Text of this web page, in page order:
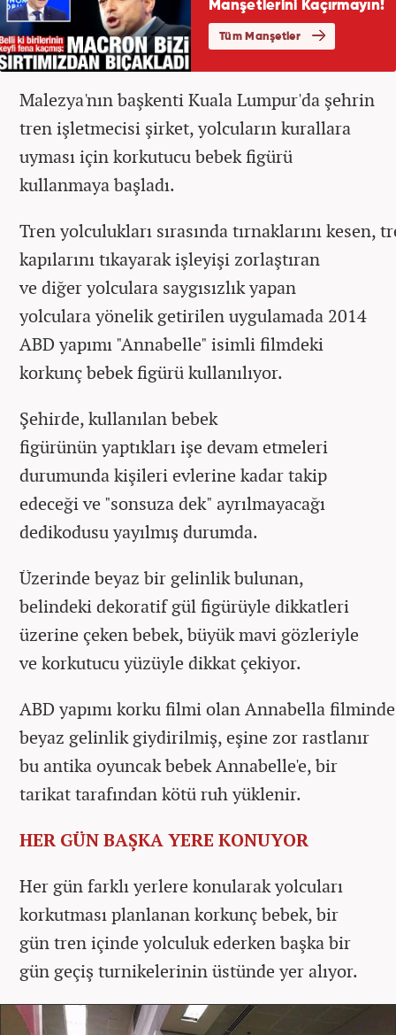
Malezya'nın başkenti Kuala Lumpur'da şehrin
tren işletmecisi şirket, yolcuların kurallara
uyması için korkutucu bebek figürü
kullanmaya başladı.
Tren yolculukları sırasında tırnaklarını kesen,
kapılarını tıkayarak işleyişi zorlaştıran
ve diğer yolculara saygısızlık yapan
yolculara yönelik getirilen uygulamada 2014
ABD yapımı "Annabelle" isimli filmdeki
korkunç bebek figürü kullanılıyor.
Şehirde, kullanılan bebek
figürünün yaptıkları işe devam etmeleri
durumunda kişileri evlerine kadar takip
edeceği ve "sonsuza dek" ayrılmayacağı
dedikodusu yayılmış durumda.
Üzerinde beyaz bir gelinlik bulunan,
belindeki dekoratif gül figürüyle dikkatleri
üzerine çeken bebek, büyük mavi gözleriyle
ve korkutucu yüzüyle dikkat çekiyor.
ABD yapımı korku filmi olan Annabella
beyaz gelinlik giydirilmiş, eşine zor rastlanır
bu antika oyuncak bebek Annabelle'e, bir
tarikat tarafından kötü ruh yüklenir.
HER GÜN BAŞKA YERE KONUYOR
Her gün farklı yerlere konularak yolcuları
korkutması planlanan korkunç bebek, bir
gün tren içinde yolculuk ederken başka bir
gün geçiş turnikelerinin üstünde yer alıyor.